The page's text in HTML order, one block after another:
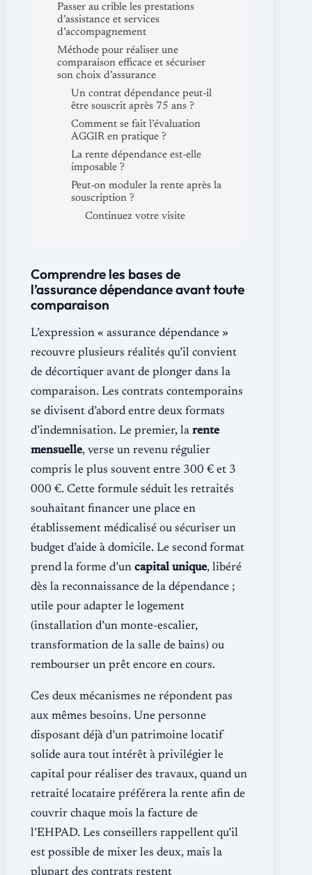
Passer au crible les prestations
d’assistance et services
d’accompagnement
Méthode pour réaliser une
comparaison efficace et sécuriser
son choix d’assurance
Un contrat dépendance peut-il
être souscrit après 75 ans ?
Comment se fait l’évaluation
AGGIR en pratique ?
La rente dépendance est-elle
imposable ?
Peut-on moduler la rente après la
souscription ?
Continuez votre visite
Comprendre les bases de
l’assurance dépendance avant toute
comparaison
L’expression « assurance dépendance »
recouvre plusieurs réalités qu’il convient
de décortiquer avant de plonger dans la
comparaison. Les contrats contemporains
se divisent d’abord entre deux formats
d’indemnisation. Le premier, la rente
mensuelle, verse un revenu régulier
compris le plus souvent entre 300 € et 3
000 €. Cette formule séduit les retraités
souhaitant financer une place en
établissement médicalisé ou sécuriser un
budget d’aide à domicile. Le second format
prend la forme d’un capital unique, libéré
dès la reconnaissance de la dépendance ;
utile pour adapter le logement
(installation d’un monte-escalier,
transformation de la salle de bains) ou
rembourser un prêt encore en cours.
Ces deux mécanismes ne répondent pas
aux mêmes besoins. Une personne
disposant déjà d’un patrimoine locatif
solide aura tout intérêt à privilégier le
capital pour réaliser des travaux, quand un
retraité locataire préférera la rente afin de
couvrir chaque mois la facture de
l’EHPAD. Les conseillers rappellent qu’il
est possible de mixer les deux, mais la
plupart des contrats restent